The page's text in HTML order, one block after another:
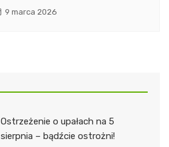
9 marca 2026
Ostrzeżenie o upałach na 5
sierpnia – bądźcie ostrożni!